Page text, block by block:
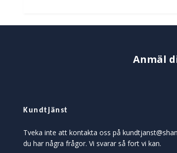
Anmäl
Kundtjänst
Tveka inte att kontakta oss på
du har några frågor. Vi svarar så fort vi kan.